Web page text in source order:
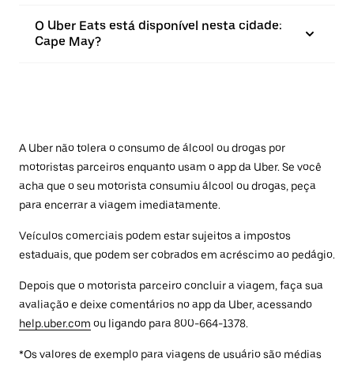
O Uber Eats está disponível nesta cidade:
Cape May?
A Uber não tolera o consumo de álcool ou drogas por
motoristas parceiros enquanto usam o app da Uber. Se você
acha que o seu motorista consumiu álcool ou drogas, peça
para encerrar a viagem imediatamente.
Veículos comerciais podem estar sujeitos a impostos
estaduais, que podem ser cobrados em acréscimo ao pedágio.
Depois que o motorista parceiro concluir a viagem, faça sua
avaliação e deixe comentários no app da Uber, acessando
help.uber.com ou ligando para 800-664-1378.
*Os valores de exemplo para viagens de usuário são médias